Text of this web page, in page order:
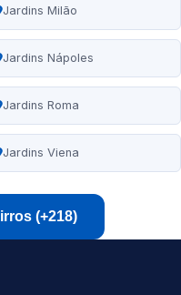
Jardins Milão
Jardins Nápoles
Jardins Roma
Jardins Viena
(+218)